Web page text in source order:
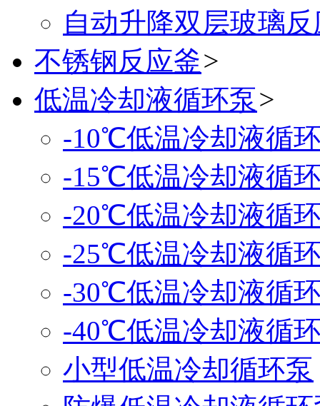
自动升降双层玻璃
不锈钢反应釜>
低温冷却液循环泵>
-10℃低温冷却液循
-15℃低温冷却液循
-20℃低温冷却液循
-25℃低温冷却液循
-30℃低温冷却液循
-40℃低温冷却液循
小型低温冷却循环泵